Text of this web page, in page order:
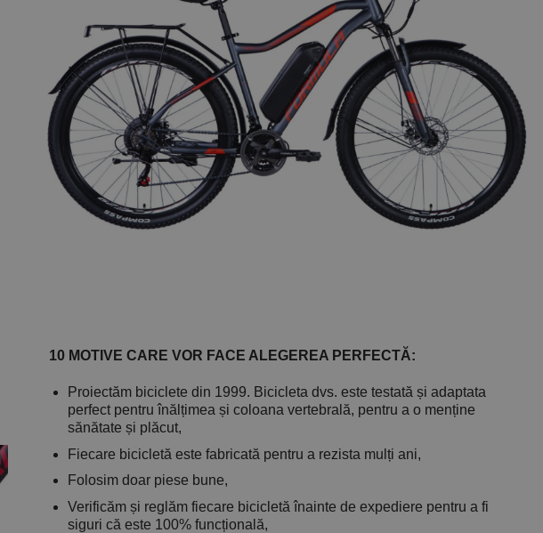
10 MOTIVE CARE VOR FACE ALEGEREA PERFECTĂ:
Proiectăm biciclete din 1999. Bicicleta dvs. este testată și adaptata
perfect pentru înălțimea și coloana vertebrală, pentru a o menține
sănătate și plăcut,
Fiecare bicicletă este fabricată pentru a rezista mulți ani,
Folosim doar piese bune,
Verificăm și reglăm fiecare bicicletă înainte de expediere pentru a fi
siguri că este 100% funcțională,